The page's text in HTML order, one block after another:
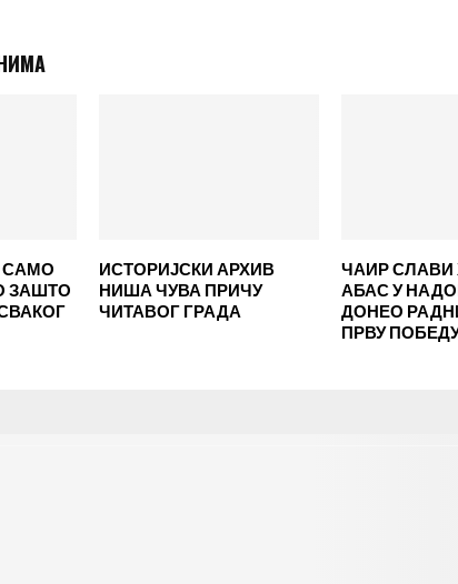
САМО
ЗАШТО
ИСТОРИЈСКИ АРХИВ
НИША ЧУВА ПРИЧУ
ЧИТАВОГ ГРАДА
ЧАИР СЛАВИ
АБАС У
ДОНЕО
ПРВУ